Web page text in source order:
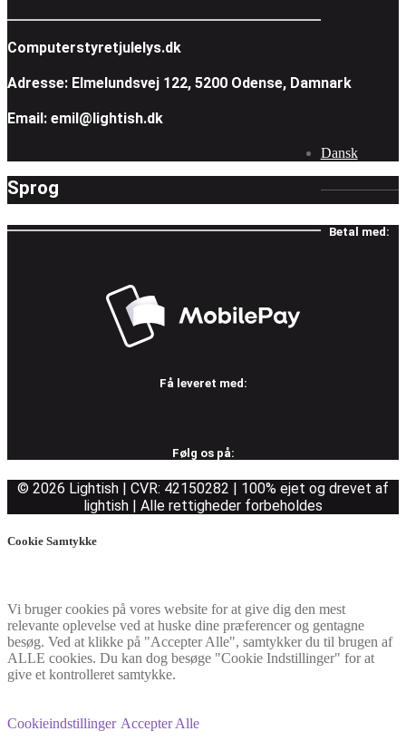
Computerstyretjulelys.dk
Adresse: Elmelundsvej 122, 5200 Odense, Damnark
Email: emil@lightish.dk
Sprog
Dansk
Betal med:
Få leveret med:
Følg os på:
© 2026 Lightish | CVR: 42150282 | 100% ejet og drevet af
lightish | Alle rettigheder forbeholdes
Cookie Samtykke
Vi bruger cookies på vores website for at give dig den mest
relevante oplevelse ved at huske dine præferencer og gentagne
besøg. Ved at klikke på "Accepter Alle", samtykker du til brugen af
ALLE cookies. Du kan dog besøge "Cookie Indstillinger" for at
give et kontrolleret samtykke.
Cookieindstillinger Accepter Alle